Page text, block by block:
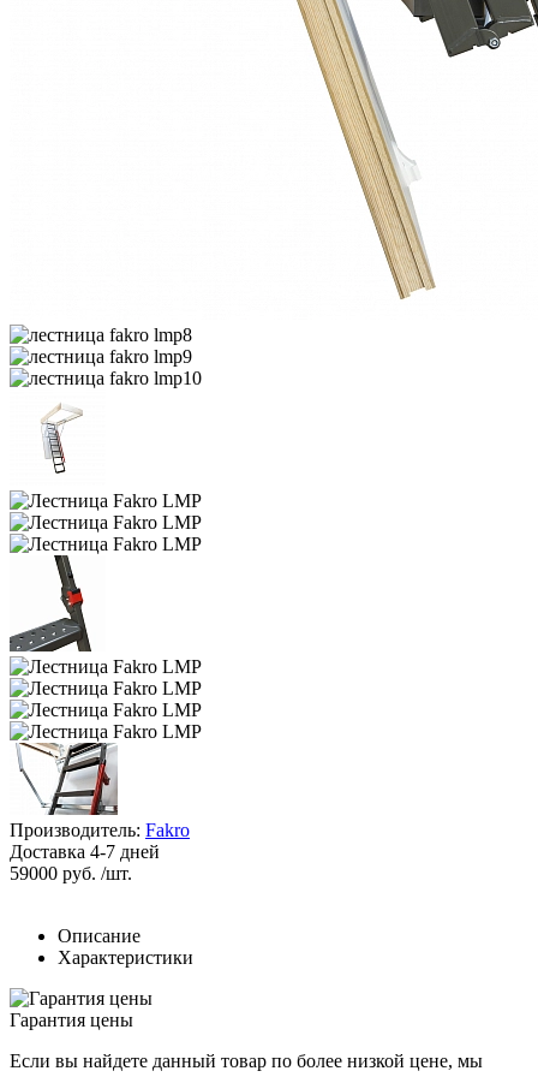
Производитель: Fakro
Доставка 4-7 дней
59000 руб. /шт.
Описание
Характеристики
Гарантия цены
Если вы найдете данный товар по более низкой цене, мы